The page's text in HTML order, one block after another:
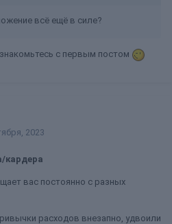
всё ещё в силе?
с первым постом
2023
кардера
вас постоянно с разных
расходов внезапно, удвоили